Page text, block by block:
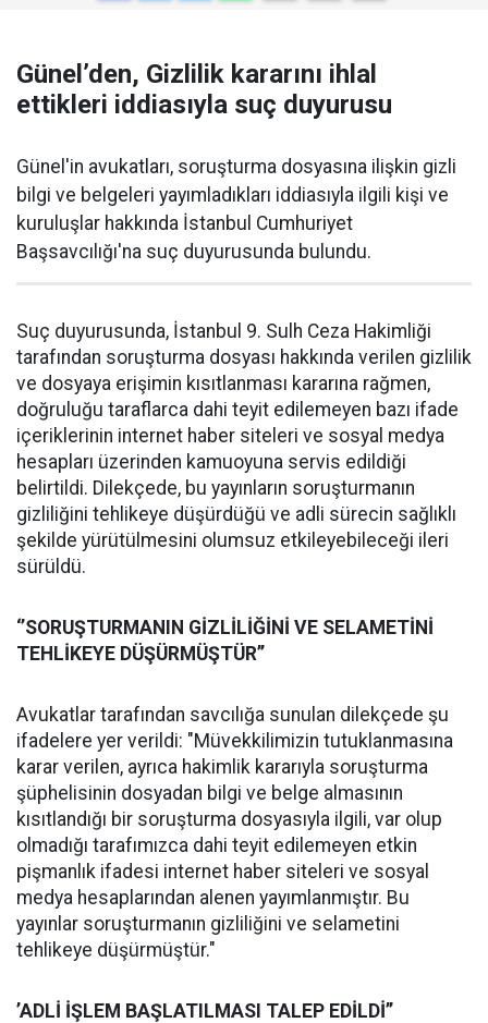
Günel’den, Gizlilik kararını ihlal
ettikleri iddiasıyla suç duyurusu
Günel'in avukatları, soruşturma dosyasına ilişkin gizli
bilgi ve belgeleri yayımladıkları iddiasıyla ilgili kişi ve
kuruluşlar hakkında İstanbul Cumhuriyet
Başsavcılığı'na suç duyurusunda bulundu.
Suç duyurusunda, İstanbul 9. Sulh Ceza Hakimliği
tarafından soruşturma dosyası hakkında verilen gizlilik
ve dosyaya erişimin kısıtlanması kararına rağmen,
doğruluğu taraflarca dahi teyit edilemeyen bazı ifade
içeriklerinin internet haber siteleri ve sosyal medya
hesapları üzerinden kamuoyuna servis edildiği
belirtildi. Dilekçede, bu yayınların soruşturmanın
gizliliğini tehlikeye düşürdüğü ve adli sürecin sağlıklı
şekilde yürütülmesini olumsuz etkileyebileceği ileri
sürüldü.
‘’SORUŞTURMANIN GİZLİLİĞİNİ VE SELAMETİNİ
TEHLİKEYE DÜŞÜRMÜŞTÜR’’
Avukatlar tarafından savcılığa sunulan dilekçede şu
ifadelere yer verildi: "Müvekkilimizin tutuklanmasına
karar verilen, ayrıca hakimlik kararıyla soruşturma
şüphelisinin dosyadan bilgi ve belge almasının
kısıtlandığı bir soruşturma dosyasıyla ilgili, var olup
olmadığı tarafımızca dahi teyit edilemeyen etkin
pişmanlık ifadesi internet haber siteleri ve sosyal
medya hesaplarından alenen yayımlanmıştır. Bu
yayınlar soruşturmanın gizliliğini ve selametini
tehlikeye düşürmüştür."
’ADLİ İŞLEM BAŞLATILMASI TALEP EDİLDİ’’